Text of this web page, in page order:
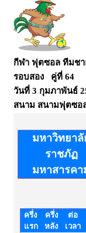
กีฬา ฟุตซอล ทีมช
รอบสอง คู่ที่ 64
วันที่ 3 กุมภาพันธ์
สนาม สนามฟุตซอ
มหาวิทยาลั
ราชภัฏ
มหาสารคา
ครึ่ง
แรก
ครึ่ง
หลัง
ต่อ
เวลา